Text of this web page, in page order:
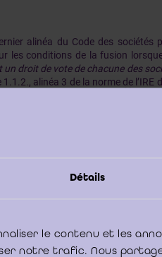
Détails
le contenu et les
notre trafic. Nous
alinéa du Code des sociétés
les conditions de la fusion
droit de vote de chacune des
alinéa 3 de la norme de
il est fait appel à la dispense
SA ou une SCA